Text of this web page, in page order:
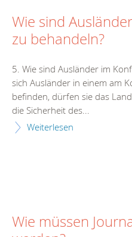
Wie sind
zu behandeln?
5. Wie sind Ausländer im
sich Ausländer in einem am
befinden, dürfen sie das
die Sicherheit des...
Weiterlesen
Wie müssen